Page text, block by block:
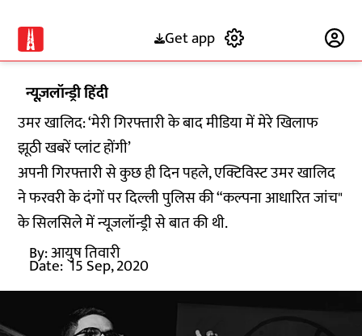
Get app
न्यूज़लॉन्ड्री हिंदी
उमर खालिद: ‘मेरी गिरफ्तारी के बाद मीडिया में मेरे खिलाफ
झूठी खबरें प्लांट होंगी’
अपनी गिरफ्तारी से कुछ ही दिन पहले, एक्टिविस्ट उमर खालिद
ने फरवरी के दंगों पर दिल्ली पुलिस की “कल्पना आधारित जांच"
के सिलसिले में न्यूजलॉन्ड्री से बात की थी.
By:आयुष तिवारी
Date: 15 Sep, 2020